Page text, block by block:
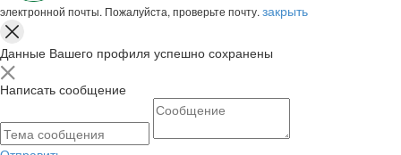
электронной почты. Пожалуйста, проверьте почту. закрыть
Данные Вашего профиля успешно сохранены
Написать сообщение